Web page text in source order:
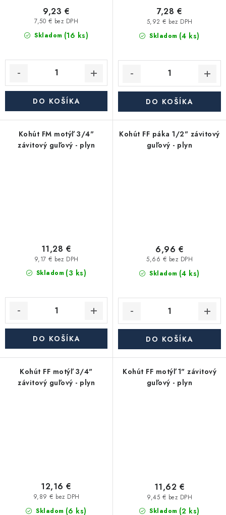
Skladom (16 ks)
7,50 € bez DPH
9,23 €
DO KOŠÍKA
Skladom (4 ks)
5,92 € bez DPH
7,28 €
DO KOŠÍKA
Kohút FM motýľ 3/4"
závitový guľový - plyn
Skladom (3 ks)
9,17 € bez DPH
11,28 €
DO KOŠÍKA
Kohút FF páka 1/2" závitový
guľový - plyn
Skladom (4 ks)
5,66 € bez DPH
6,96 €
DO KOŠÍKA
Kohút FF motýľ 3/4"
závitový guľový - plyn
Skladom (6 ks)
9,89 € bez DPH
12,16 €
Kohút FF motýľ 1" závitový
guľový - plyn
Skladom (2 ks)
9,45 € bez DPH
11,62 €